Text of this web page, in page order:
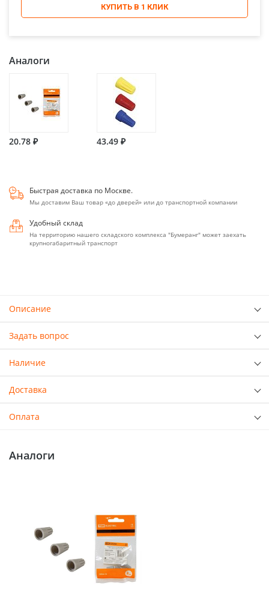
КУПИТЬ В 1 КЛИК
Аналоги
20.78 ₽ 43.49 ₽
Быстрая доставка по Москве.
Мы доставим Ваш товар «до дверей» или до транспортной компании
Удобный склад
На территорию нашего складского комплекса "Бумеранг" может заехать
крупногабаритный транспорт
Описание
Задать вопрос
Наличие
Доставка
Оплата
Аналоги